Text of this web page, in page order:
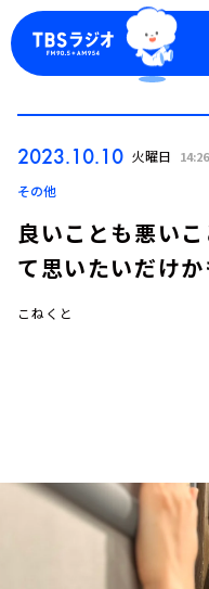
お知らせ
イベント・グッズ
YouTube
会社情報
2023.10.10 火曜日 14:26
その他
良いことも悪いこ
て思いたいだけか
こねくと